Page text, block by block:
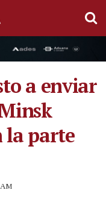
a enviar
la parte